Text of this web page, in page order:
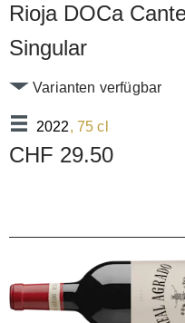
Rioja DOCa
Singular
2022, 75 cl
Varianten verfügbar
CHF 29.50